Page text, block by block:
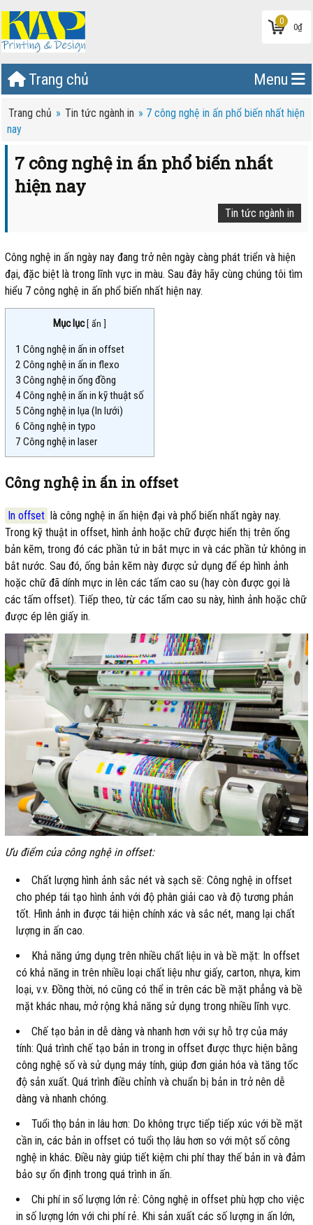
0
0₫
Trang chủ Menu
Trang chủ » Tin tức ngành in » 7 công nghệ in ấn phổ biến nhất hiện
nay
7 công nghệ in ấn phổ biến nhất
hiện nay
Tin tức ngành in
Công nghệ in ấn ngày nay đang trở nên ngày càng phát triển và hiện
đại, đặc biệt là trong lĩnh vực in màu. Sau đây hãy cùng chúng tôi tìm
hiểu 7 công nghệ in ấn phổ biến nhất hiện nay.
Mục lục [ ẩn ]
1 Công nghệ in ấn in offset
2 Công nghệ in ấn in flexo
3 Công nghệ in ống đồng
4Công nghệ in ấn in kỹ thuật số
5 Công nghệ in lụa (In lưới)
6 Công nghệ in typo
7 Công nghệ in laser
Công nghệ in ấn in offset
In offset là công nghệ in ấn hiện đại và phổ biến nhất ngày nay.
Trong kỹ thuật in offset, hình ảnh hoặc chữ được hiển thị trên ống
bản kẽm, trong đó các phần tử in bắt mực in và các phần tử không in
bắt nước. Sau đó, ống bản kẽm này được sử dụng để ép hình ảnh
hoặc chữ đã dính mực in lên các tấm cao su (hay còn được gọi là
các tấm offset). Tiếp theo, từ các tấm cao su này, hình ảnh hoặc chữ
được ép lên giấy in.
Ưu điểm của công nghệ in offset:
Chất lượng hình ảnh sắc nét và sạch sẽ: Công nghệ in offset
cho phép tái tạo hình ảnh với độ phân giải cao và độ tương phản
tốt. Hình ảnh in được tái hiện chính xác và sắc nét, mang lại chất
lượng in ấn cao.
Khả năng ứng dụng trên nhiều chất liệu in và bề mặt: In offset
có khả năng in trên nhiều loại chất liệu như giấy, carton, nhựa, kim
loại, v.v. Đồng thời, nó cũng có thể in trên các bề mặt phẳng và bề
mặt khác nhau, mở rộng khả năng sử dụng trong nhiều lĩnh vực.
Chế tạo bản in dễ dàng và nhanh hơn với sự hỗ trợ của máy
tính: Quá trình chế tạo bản in trong in offset được thực hiện bằng
công nghệ số và sử dụng máy tính, giúp đơn giản hóa và tăng tốc
độ sản xuất. Quá trình điều chỉnh và chuẩn bị bản in trở nên dễ
dàng và nhanh chóng.
Tuổi thọ bản in lâu hơn: Do không trực tiếp tiếp xúc với bề mặt
cần in, các bản in offset có tuổi thọ lâu hơn so với một số công
nghệ in khác. Điều này giúp tiết kiệm chi phí thay thế bản in và đảm
bảo sự ổn định trong quá trình in ấn.
Chi phí in số lượng lớn rẻ: Công nghệ in offset phù hợp cho việc
in số lượng lớn với chi phí rẻ. Khi sản xuất các số lượng in ấn lớn,